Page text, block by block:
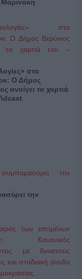
στο
Ο Δήμος
ανοίγει τα χαρτιά
την